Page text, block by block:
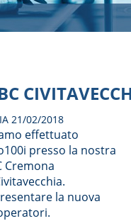
21/02/2018
effettuato
presso la nostra
Cremona
la nuova